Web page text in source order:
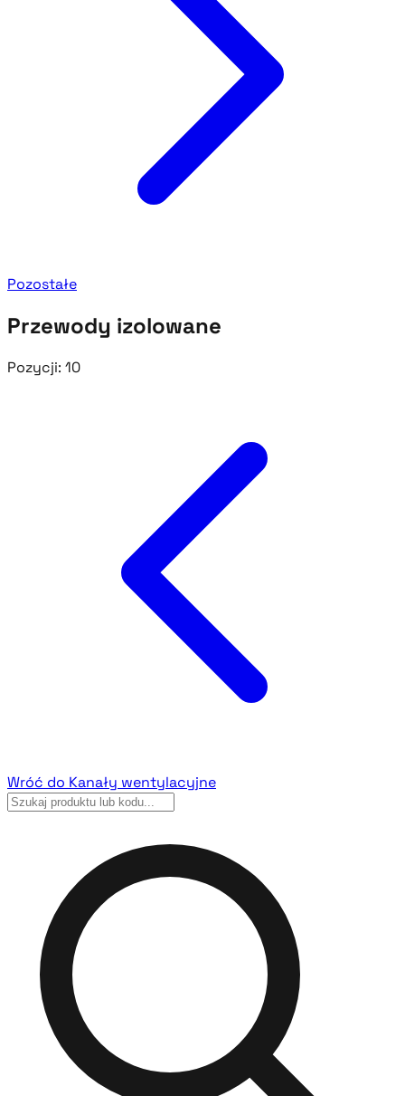
Pozostałe
Przewody izolowane
Pozycji: 10
Wróć do Kanały wentylacyjne